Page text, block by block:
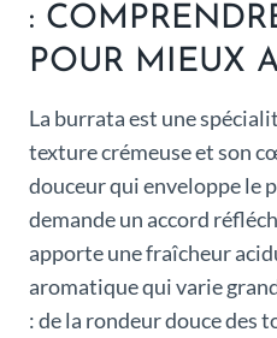
:
POUR MIEUX
La burrata est une
texture crémeuse et son
douceur qui enveloppe le
demande un accord
apporte une fraîcheur
aromatique qui varie
: de la rondeur douce des